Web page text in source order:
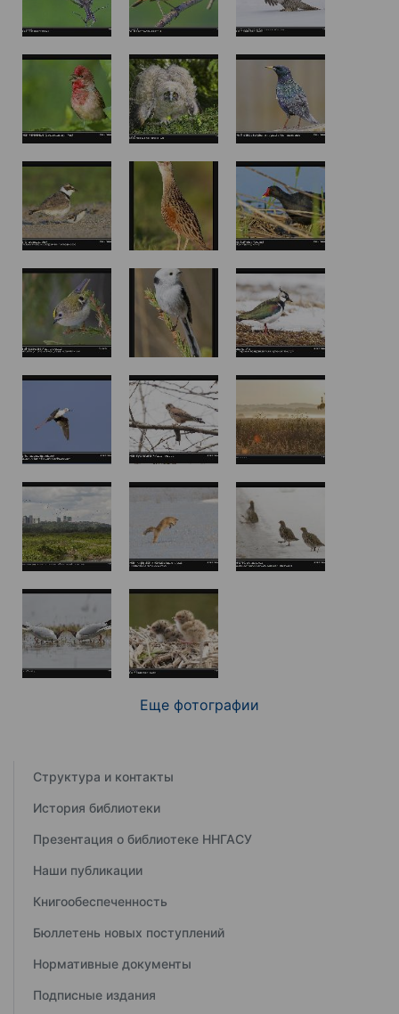
Еще фотографии
Структура и контакты
История библиотеки
Презентация о библиотеке ННГАСУ
Наши публикации
Книгообеспеченность
Бюллетень новых поступлений
Нормативные документы
Подписные издания